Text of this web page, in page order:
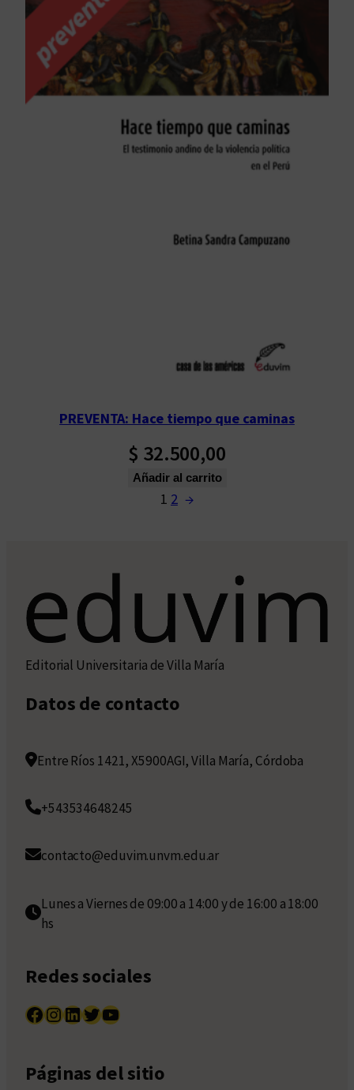
PREVENTA: Hace tiempo que caminas
$ 32.500,00
Añadir al carrito
1 2 →
Editorial Universitaria de Villa María
Datos de contacto
Entre Ríos 1421, X5900AGI, Villa María, Córdoba
+543534648245
contacto@eduvim.unvm.edu.ar
Lunes a Viernes de 09:00 a 14:00 y de 16:00 a 18:00
hs
Redes sociales
Facebook InstagramLinkedIn Twitter YouTube
Páginas del sitio